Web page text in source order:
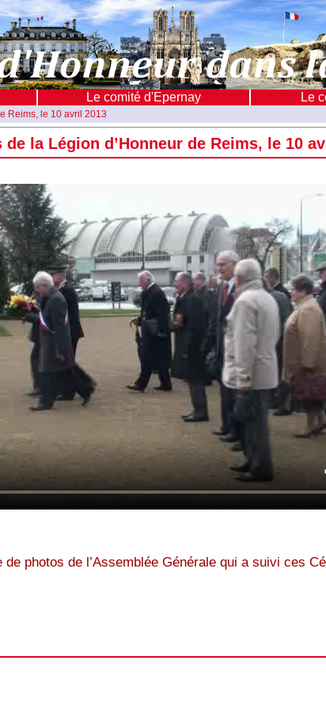
Le comité d'Epernay Le
Reims, le 10 avril 2013
la Légion d’Honneur de Reims, le 10
photos de l’Assemblée Générale qui a suivi ces